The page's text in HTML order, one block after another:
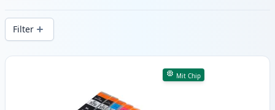
in .
Filter
Produkte
Mit Chip